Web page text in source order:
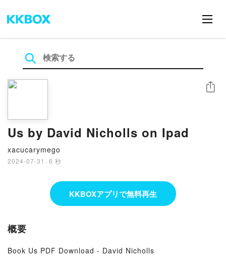
Us by David Nicholls on Ipad
xacucarymego
2024-07-31 · 6 秒
シェア
KKBOXアプリで無料再生
概要
Book Us PDF Download - David Nicholls